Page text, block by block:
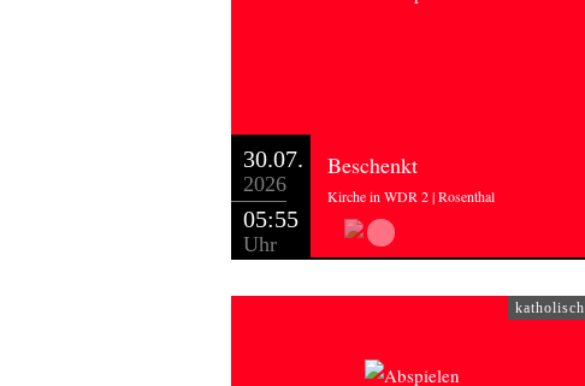
30.07.
2026
05:55
Uhr
Beschenkt
Kirche in WDR 2 | Rosenthal
katholisch